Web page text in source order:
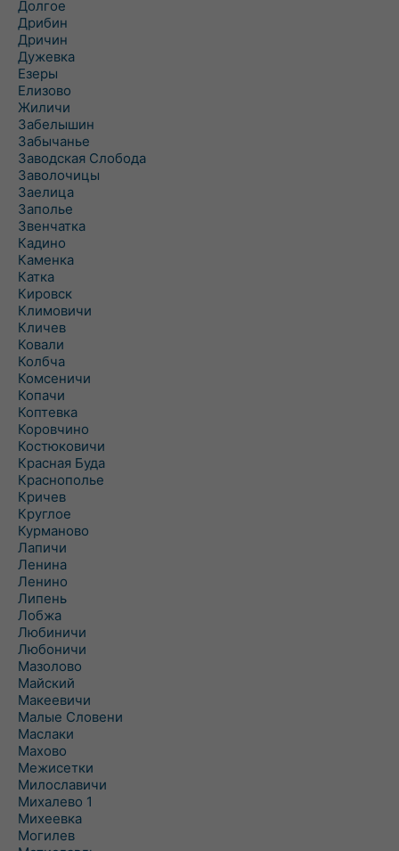
Долгое
Дрибин
Дричин
Дужевка
Езеры
Елизово
Жиличи
Забелышин
Забычанье
Заводская Слобода
Заволочицы
Заелица
Заполье
Звенчатка
Кадино
Каменка
Катка
Кировск
Климовичи
Кличев
Ковали
Колбча
Комсеничи
Копачи
Коптевка
Коровчино
Костюковичи
Красная Буда
Краснополье
Кричев
Круглое
Курманово
Лапичи
Ленина
Ленино
Липень
Лобжа
Любиничи
Любоничи
Мазолово
Майский
Макеевичи
Малые Словени
Маслаки
Махово
Межисетки
Милославичи
Михалево 1
Михеевка
Могилев